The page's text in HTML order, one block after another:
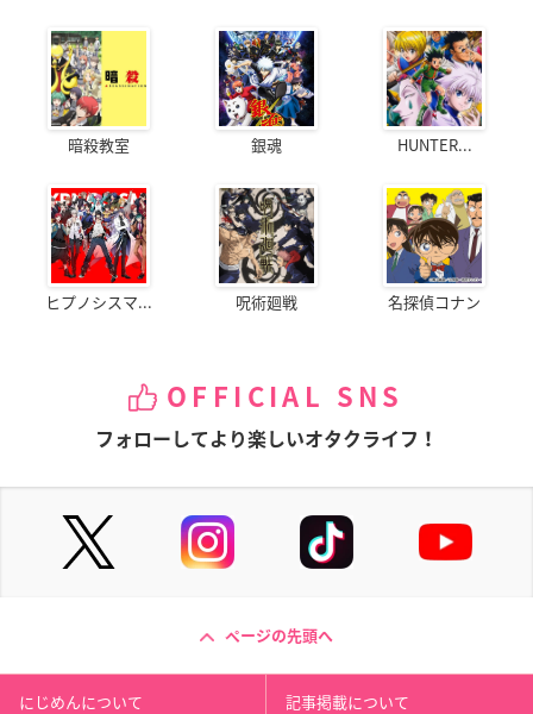
暗殺教室 銀魂 HUNTER...
ヒプノシスマ... 呪術廻戦 名探偵コナン
OFFICIAL SNS
フォローしてより楽しいオタクライフ！
ページの先頭へ
にじめんについて 記事掲載について